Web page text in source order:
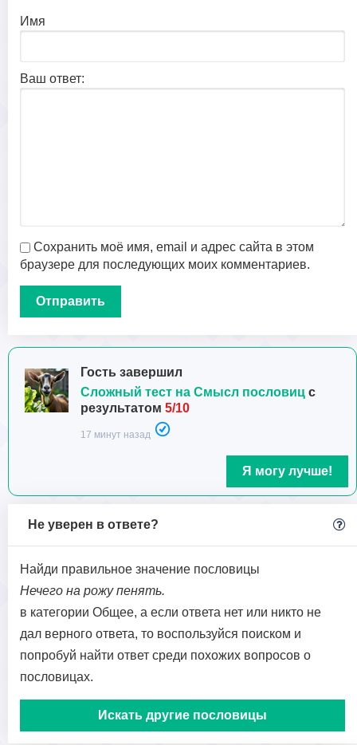
Имя
Ваш ответ:
Сохранить моё имя, email и адрес сайта в этом
браузере для последующих моих комментариев.
Гость завершил
Сложный тест на Смысл пословиц с
результатом 5/10
17 минут назад
Я могу лучше!
Не уверен в ответе?
Найди правильное значение пословицы
Нечего на рожу пенять.
в категории Общее, а если ответа нет или никто не
дал верного ответа, то воспользуйся поиском и
попробуй найти ответ среди похожих вопросов о
пословицах.
Искать другие пословицы